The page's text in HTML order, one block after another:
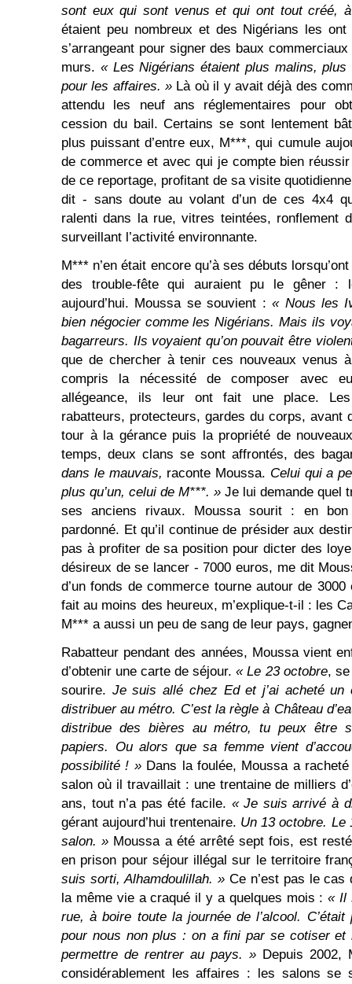
sont eux qui sont venus et qui ont tout créé,
étaient peu nombreux et des Nigérians les ont
s’arrangeant pour signer des baux
murs. « Les Nigérians étaient plus malins,
pour les affaires. » Là où il y avait déjà des
attendu les neuf ans réglementaires pour
cession du bail. Certains se sont lentement
plus puissant d’entre eux, M***, qui cumule
de commerce et avec qui je compte bien
de ce reportage, profitant de sa visite quotidienne
dit - sans doute au volant d’un de ces 4x4
ralenti dans la rue, vitres teintées, ronflement
surveillant l’activité environnante.
M*** n’en était encore qu’à ses débuts
des trouble-fête qui auraient pu le gêner :
aujourd’hui. Moussa se souvient :« Nous les
bien négocier comme les Nigérians. Mais ils
bagarreurs. Ils voyaient qu’on pouvait être
que de chercher à tenir ces nouveaux venus
compris la nécessité de composer avec
allégeance, ils leur ont fait une place.
rabatteurs, protecteurs, gardes du corps, avant
tour à la gérance puis la propriété de
temps, deux clans se sont affrontés, des
dans le mauvais, raconte Moussa. Celui qui a
plus qu’un, celui de M***. » Je lui demande quel
ses anciens rivaux. Moussa sourit : en
pardonné. Et qu’il continue de présider aux
pas à profiter de sa position pour dicter des
désireux de se lancer - 7000 euros, me dit
d’un fonds de commerce tourne autour de
fait au moins des heureux, m’explique-t-il : les
M*** a aussi un peu de sang de leur pays,
Rabatteur pendant des années, Moussa vient
d’obtenir une carte de séjour.« Le 23 octobre, se
sourire. Je suis allé chez Ed et j’ai acheté un
distribuer au métro. C’est la règle à Château
distribue des bières au métro, tu peux être
papiers. Ou alors que sa femme vient
possibilité ! »Dans la foulée, Moussa a
salon où il travaillait : une trentaine de milliers
ans, tout n’a pas été facile. « Je suis arrivé à
gérant aujourd’hui trentenaire. Un 13 octobre. Le
salon. » Moussa a été arrêté sept fois, est
en prison pour séjour illégal sur le territoire
suis sorti, Alhamdoulillah. » Ce n’est pas le
la même vie a craqué il y a quelques mois :« Il
rue, à boire toute la journée de l’alcool.
pour nous non plus : on a fini par se cotiser et
permettre de rentrer au pays. » Depuis 2002,
considérablement les affaires : les salons se